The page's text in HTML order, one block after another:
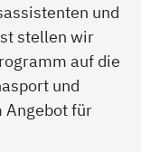
und
stellen wir
auf die
und
Angebot für